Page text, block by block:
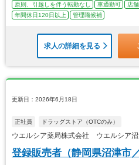
原則、引越しを伴う転勤なし
車通勤可 店
年間休日120日以上
管理職候補
求人の詳細を見る
更新日：2026年6月18日
正社員 ドラッグストア（OTCのみ）
ウエルシア薬局株式会社 ウエルシア
登録販売者（静岡県沼津市